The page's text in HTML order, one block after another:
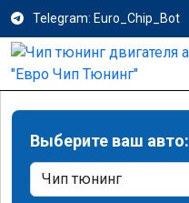
Telegram: Euro_Chip_Bot
Выберите ваш авто: